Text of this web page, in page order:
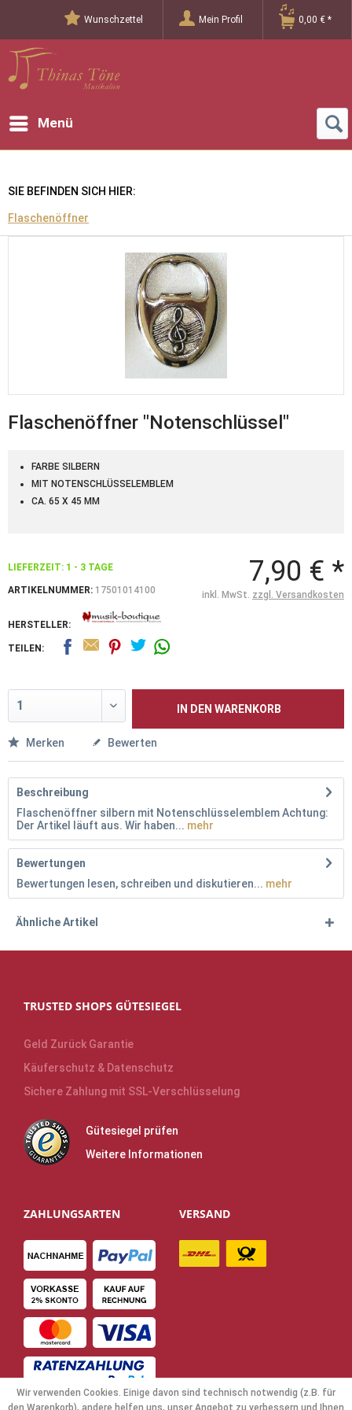
Wunschzettel Mein Profil 0,00 € *
Menü
SIE BEFINDEN SICH HIER:
Flaschenöffner
Flaschenöffner "Notenschlüssel"
FARBE SILBERN
MIT NOTENSCHLÜSSELEMBLEM
CA. 65 X 45 MM
LIEFERZEIT: 1 - 3 TAGE
ARTIKELNUMMER: 17501014100
HERSTELLER:
7,90 € *
inkl. MwSt. zzgl. Versandkosten
TEILEN:
IN DEN WARENKORB
Merken Bewerten
Beschreibung
Flaschenöffner silbern mit Notenschlüsselemblem Achtung:
Der Artikel läuft aus. Wir haben... mehr
Bewertungen
Bewertungen lesen, schreiben und diskutieren... mehr
Ähnliche Artikel
TRUSTED SHOPS GÜTESIEGEL
Geld Zurück Garantie
Käuferschutz & Datenschutz
Sichere Zahlung mit SSL-Verschlüsselung
Gütesiegel prüfen
Weitere Informationen
ZAHLUNGSARTEN VERSAND
Wir verwenden Cookies. Einige davon sind technisch notwendig (z.B. für
den Warenkorb), andere helfen uns, unser Angebot zu verbessern und Ihnen